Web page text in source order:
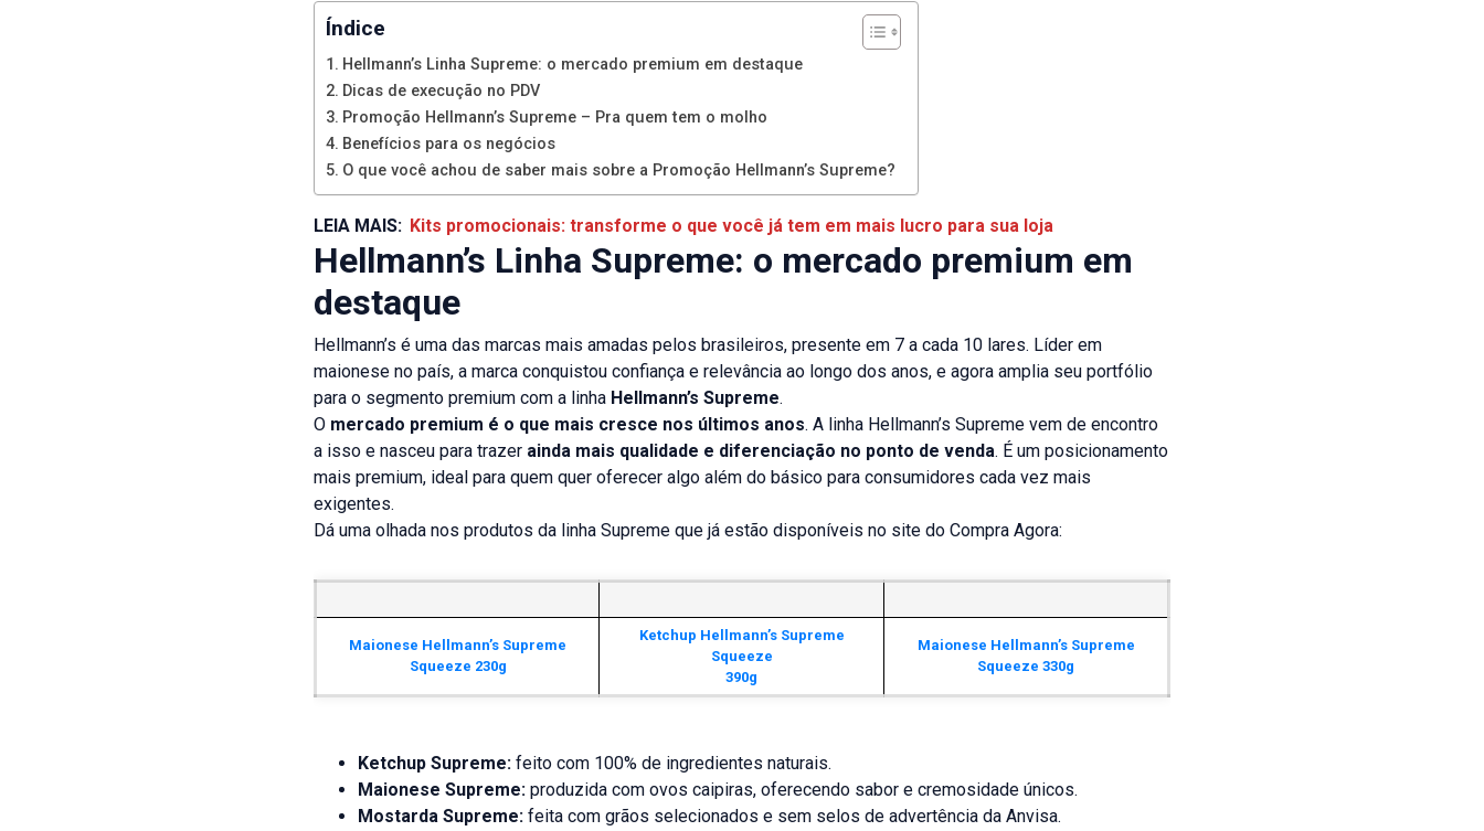
Índice
Hellmann’s Linha Supreme: o mercado premium em destaque
Dicas de execução no PDV
Promoção Hellmann’s Supreme – Pra quem tem o molho
Benefícios para os negócios
O que você achou de saber mais sobre a Promoção Hellmann’s Supreme?
LEIA MAIS: Kits promocionais: transforme o que você já tem em mais lucro para sua loja
Hellmann’s Linha Supreme: o mercado premium em
destaque
Hellmann’s é uma das marcas mais amadas pelos brasileiros, presente em 7 a cada 10 lares. Líder em
maionese no país, a marca conquistou confiança e relevância ao longo dos anos, e agora amplia seu portfólio
para o segmento premium com a linha Hellmann’s Supreme.
O mercado premium é o que mais cresce nos últimos anos. A linha Hellmann’s Supreme vem de encontro
a isso e nasceu para trazer ainda mais qualidade e diferenciação no ponto de venda. É um posicionamento
mais premium, ideal para quem quer oferecer algo além do básico para consumidores cada vez mais
exigentes.
Dá uma olhada nos produtos da linha Supreme que já estão disponíveis no site do Compra Agora:
Maionese Hellmann’s Supreme
Squeeze 230g
Ketchup Hellmann’s Supreme
Squeeze
390g
Maionese Hellmann’s Supreme
Squeeze 330g
Ketchup Supreme: feito com 100% de ingredientes naturais.
Maionese Supreme: produzida com ovos caipiras, oferecendo sabor e cremosidade únicos.
Mostarda Supreme: feita com grãos selecionados e sem selos de advertência da Anvisa.